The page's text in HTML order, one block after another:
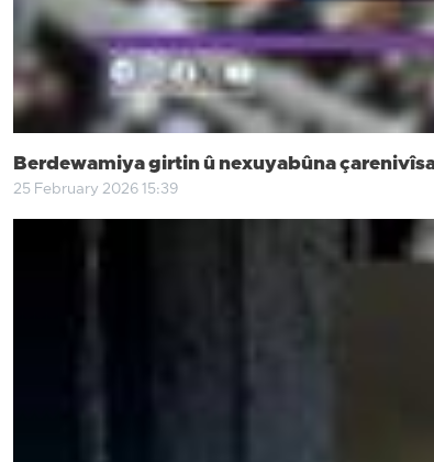
Berdewamiya girtin û nexuyabûna
25 February 2026 15:39